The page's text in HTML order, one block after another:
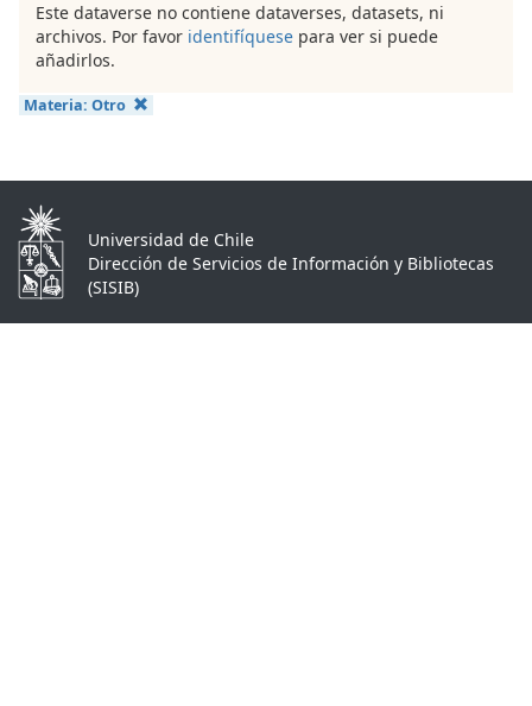
Este dataverse no contiene dataverses, datasets, ni
archivos. Por favor identifíquese para ver si puede
añadirlos.
Materia: Otro
Universidad de Chile
Dirección de Servicios de Información y Bibliotecas
(SISIB)